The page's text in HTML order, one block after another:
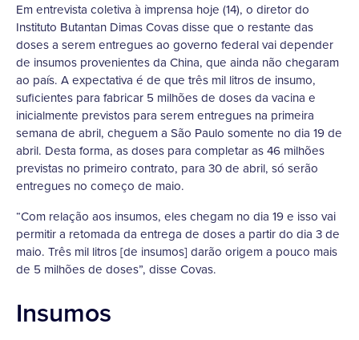
Em entrevista coletiva à imprensa hoje (14), o diretor do
Instituto Butantan Dimas Covas disse que o restante das
doses a serem entregues ao governo federal vai depender
de insumos provenientes da China, que ainda não chegaram
ao país. A expectativa é de que três mil litros de insumo,
suficientes para fabricar 5 milhões de doses da vacina e
inicialmente previstos para serem entregues na primeira
semana de abril, cheguem a São Paulo somente no dia 19 de
abril. Desta forma, as doses para completar as 46 milhões
previstas no primeiro contrato, para 30 de abril, só serão
entregues no começo de maio.
“Com relação aos insumos, eles chegam no dia 19 e isso vai
permitir a retomada da entrega de doses a partir do dia 3 de
maio. Três mil litros [de insumos] darão origem a pouco mais
de 5 milhões de doses”, disse Covas.
Insumos